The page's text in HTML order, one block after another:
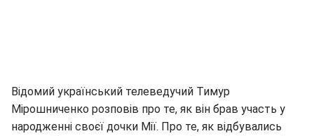
Відомий український телеведучий Тимур
Мірошниченко розповів про те, як він брав участь у
народженні своєї дочки Мії. Про те, як відбувались